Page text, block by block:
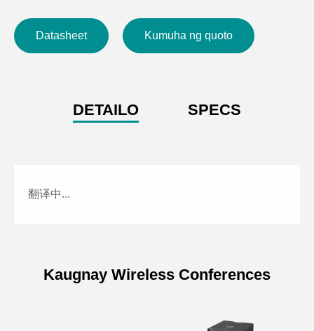
Datasheet Kumuha ng quoto
DETAILO SPECS
翻译中...
Kaugnay Wireless Conferences